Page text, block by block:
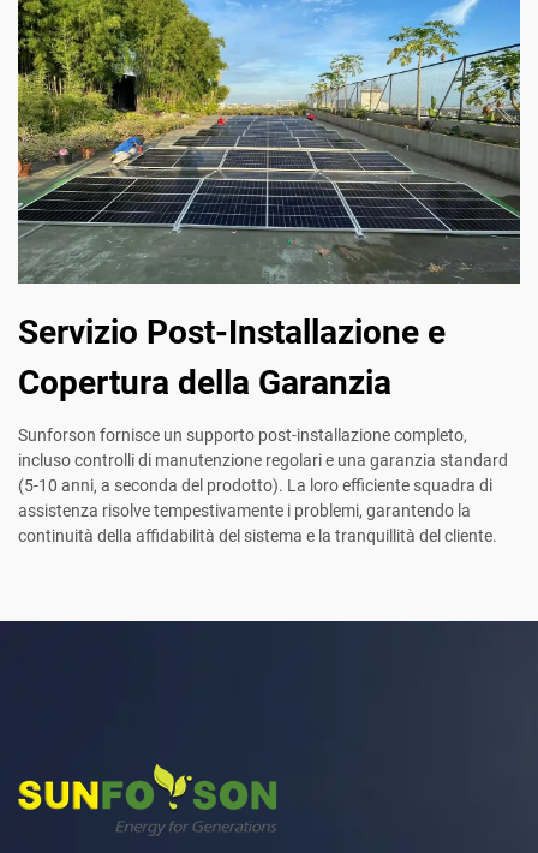
Servizio Post-Installazione e
Copertura della Garanzia
Sunforson fornisce un supporto post-installazione completo,
incluso controlli di manutenzione regolari e una garanzia standard
(5-10 anni, a seconda del prodotto). La loro efficiente squadra di
assistenza risolve tempestivamente i problemi, garantendo la
continuità della affidabilità del sistema e la tranquillità del cliente.